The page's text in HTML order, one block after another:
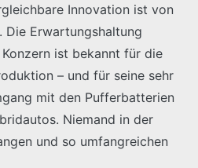
Innovation ist von
Die Erwartungshaltung
ist bekannt für die
– und für seine sehr
mit den Pufferbatterien
Niemand in der
und so umfangreichen